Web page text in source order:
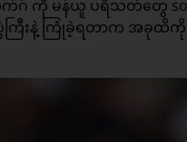
က်ဂ် ကို မန်ယူ ပရိသတ်တွေ so
ကြီးနဲ့ ကြုံခဲ့ရတာက အခုထိကို